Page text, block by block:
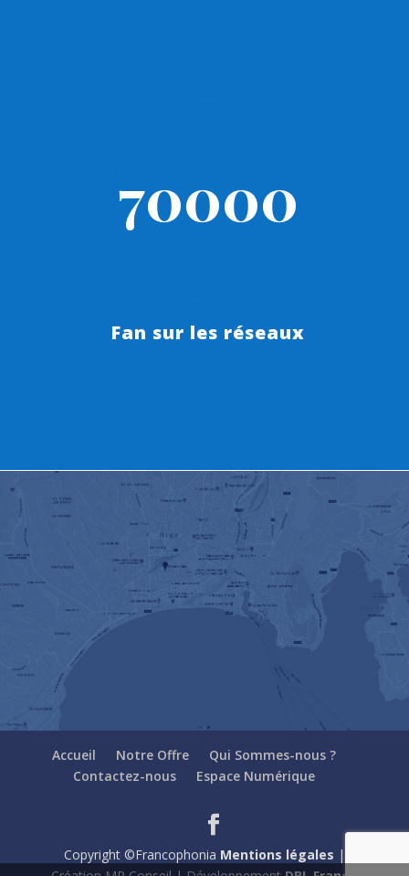
70000
Fan sur les réseaux
Accueil Notre Offre
Qui Sommes-nous ?
Contactez-nous
Espace Numérique
Copyright ©Francophonia Mentions légales |